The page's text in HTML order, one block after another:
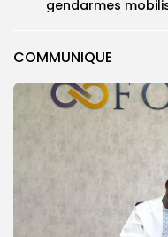
COMMUNIQUE
gendarmes